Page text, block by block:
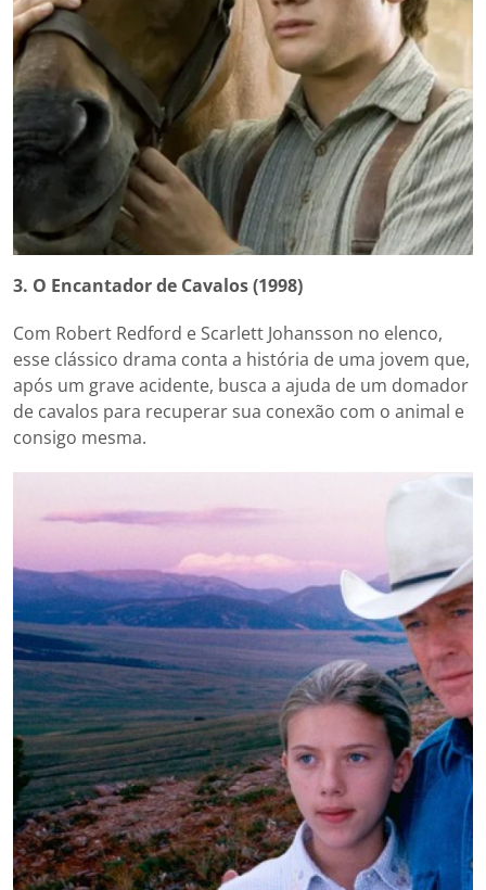
3. O Encantador de Cavalos (1998)
Com Robert Redford e Scarlett Johansson no elenco,
esse clássico drama conta a história de uma jovem que,
após um grave acidente, busca a ajuda de um domador
de cavalos para recuperar sua conexão com o animal e
consigo mesma.